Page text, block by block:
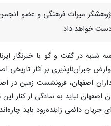
میراث فرهنگی و عضو
خواهد داد.
شنبه در گفت و گو با خبرنگار
جبران‌ناپذیری بر آثار
اصفهان، فرونشست زمین در
اصفهان نباید به سادگی از کنار
جریان دائمی زاینده‌رود باید